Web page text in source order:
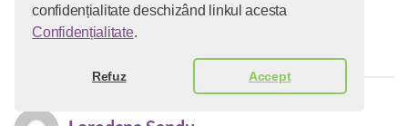
confidențialitate deschizând linkul acesta
Confidențialitate.
Refuz Accept
Te rog să o faci în continure Ingrid!
Răspunde